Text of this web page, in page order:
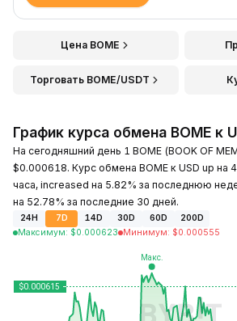
Цена BOME
Торговать BOME/USDT
График курса обмена BOME к
На сегодняшний день 1 BOME (BOOK OF
$0.000618. Курс обмена BOME к USD up на
часа, increased на 5.82% за последнюю
на 52.78% за последние 30 дней.
24H 7D 14D 30D 60D
200D
Максимум: $0.000623 Минимум: $0.000555